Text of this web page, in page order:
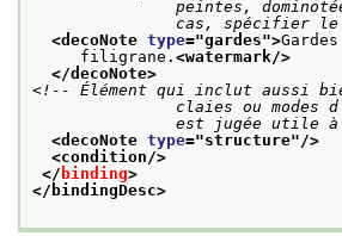
cas,
<decoNote type="gardes">
filigrane. <watermark/>
</decoNote>
<!-- Élément qui inclut aussi
est
<decoNote type="structure"/>
<condition/>
</ binding>
</bindingDesc>